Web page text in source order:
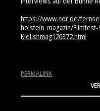
https://www.ndr.de/
holstein_magazin/
Kiel,shmag126372.html
PERMALINK